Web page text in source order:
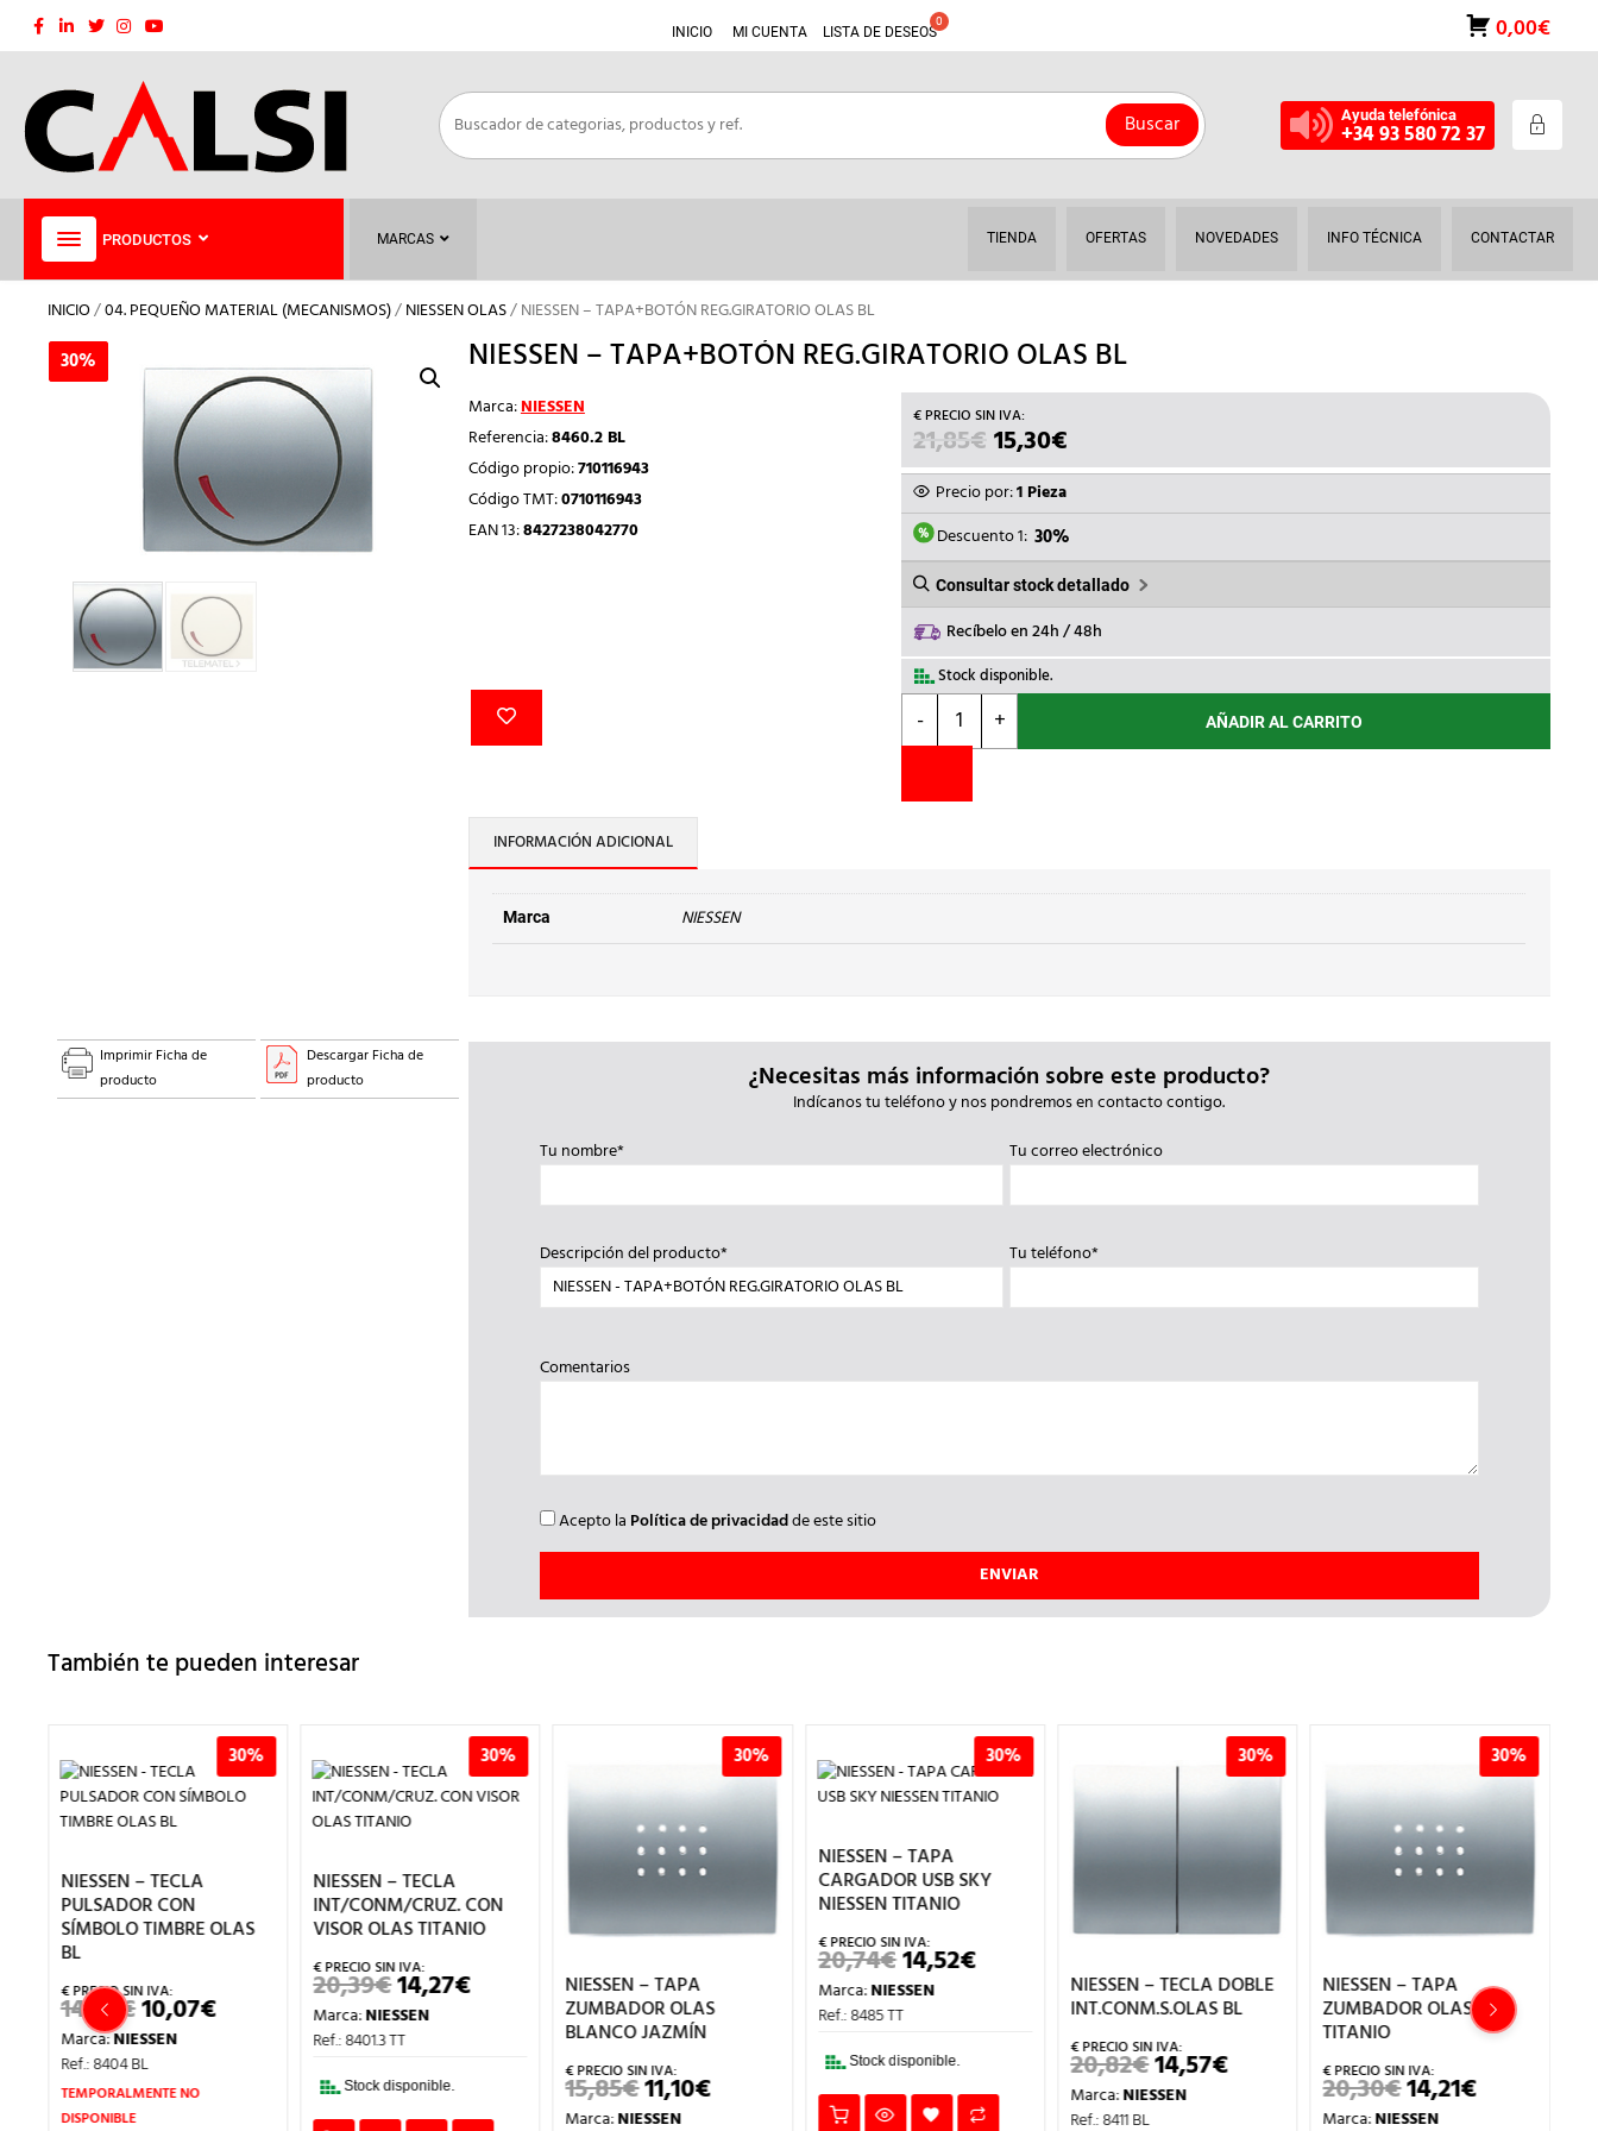
Saltar
INICIO MI CUENTA LISTA DE DESEOS 0,00€
Buscar Ayuda telefónica
+34 93 580 72 37
PRODUCTOS MARCAS TIENDA OFERTAS NOVEDADES INFO TÉCNICA CONTACTAR
INICIO/04. PEQUEÑO MATERIAL (MECANISMOS)/NIESSEN OLAS/ NIESSEN – TAPA+BOTÓN REG.GIRATORIO OLAS BL
30% NIESSEN – TAPA+BOTÓN REG.GIRATORIO OLAS BL
Marca:NIESSEN
Referencia:8460.2 BL
Código propio:710116943
Código TMT:0710116943
EAN 13:8427238042770
21,85€ EL
PRECIO
ORIGINAL
ERA:
21,85€.
15,30€EL
PRECIO
ACTUAL
ES:
15,30€.
Precio por:1 Pieza
Descuento 1: 30%
Consultar stock detallado
Recíbelo en 24h / 48h
Stock disponible.
-
NIESSEN
TAPA+BOTÓN
OLAS
+ AÑADIR AL CARRITO
INFORMACIÓN ADICIONAL
Marca NIESSEN
30%
Imprimir Ficha de
producto
Descargar Ficha de
producto
¿Necesitas más información sobre este producto?
Indícanos tu teléfono y nos pondremos en contacto contigo.
Tu nombre*
Tu correo electrónico
Descripción del producto* Tu teléfono*
Comentarios
Acepto la Política de privacidadde este sitio
También te pueden interesar
30%
NIESSEN – TECLA
PULSADOR CON
SÍMBOLO TIMBRE OLAS
BL
14,39 €EL
PRECIO
ORIGINAL
ERA:
14,39€.
10,07€EL
PRECIO
Marca:NIESSEN
Ref.: 8404 BL
TEMPORALMENTE NO
DISPONIBLE
30%
NIESSEN – TECLA
INT/CONM/CRUZ. CON
VISOR OLAS TITANIO
20,39€EL
PRECIO
ORIGINAL
ERA:
14,27€EL
PRECIO
Marca:NIESSEN
Ref.: 8401.3 TT
Stock disponible.
30%
NIESSEN – TAPA
ZUMBADOR OLAS
BLANCO JAZMÍN
15,85€EL
PRECIO
11,10€EL
PRECIO
Marca:NIESSEN
30%
NIESSEN – TAPA
CARGADOR USB SKY
NIESSEN TITANIO
20,74€EL
PRECIO
ORIGINAL
ERA:
14,52€EL
PRECIO
Marca:NIESSEN
Ref.: 8485 TT
Stock disponible.
30%
NIESSEN – TECLA DOBLE
INT.CONM.S.OLAS BL
20,82€EL
PRECIO
ORIGINAL
14,57€EL
PRECIO
Marca:NIESSEN
Ref.: 8411 BL
30%
NIESSEN – TAPA
ZUMBADOR OLAS
TITANIO
20,30€EL
PRECIO
14,21€EL
PRECIO
Marca:NIESSEN